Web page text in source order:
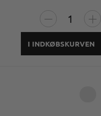
I INDKØBSKURVEN